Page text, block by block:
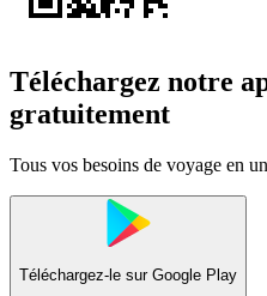
Téléchargez notre
gratuitement
Tous vos besoins de voyage en
Téléchargez-le sur Google Play